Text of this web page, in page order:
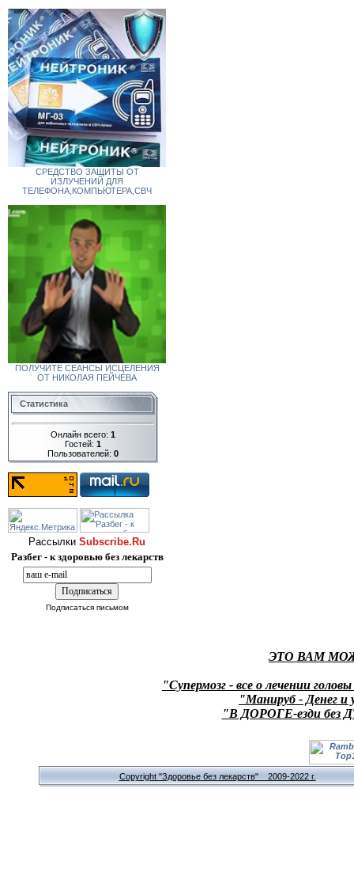
СРЕДСТВО ЗАЩИТЫ ОТ
ИЗЛУЧЕНИЙ ДЛЯ
ТЕЛЕФОНА,КОМПЬЮТЕРА,СВЧ
ПОЛУЧИТЕ СЕАНСЫ ИСЦЕЛЕНИЯ
ОТ НИКОЛАЯ ПЕЙЧЕВА
Статистика
Онлайн всего: 1
Гостей: 1
Пользователей: 0
Рассылки Subscribe.Ru
Разбег - к здоровью без лекарств
Подписаться письмом
ЭТО ВАМ
"Супермозг - все о лечении
"Манируб - Денег и
"В ДОРОГЕ-езди без
Copyright "Здоровье без лекарств" 2009-2022 г.